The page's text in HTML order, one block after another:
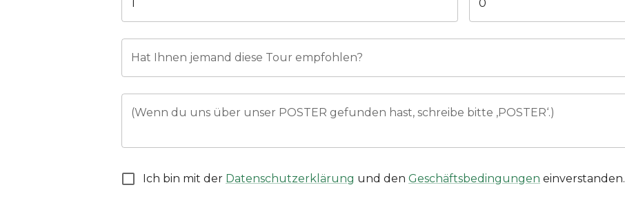
Hat Ihnen jemand diese Tour empfohlen?
(Wenn du uns über unser POSTER gefunden hast, schreibe bitte ‚POSTER‘.)
Ich bin mit der Datenschutzerklärung und den Geschäftsbedingungen einverstanden.